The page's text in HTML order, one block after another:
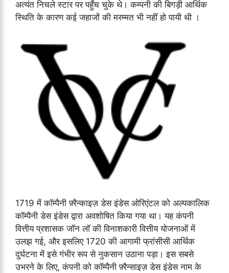
अत्यंत निचले स्टार पर पहुँच चुके थे। कम्पनी की बिगड़ी आर्थिक
स्थिति के कारण कई जहाजों की मरम्मत भी नहीं हो पायी थी ।
1719 में कॉम्पैनी फ़्रैन्काइज़ डेस इंडेस ओरिएंटल को अल्पकालिक
कॉम्पैनी डेस इंडेस द्वारा अवशोषित किया गया था। यह कंपनी
वित्तीय प्रशासक जॉन लॉ की विनाशकारी वित्तीय योजनाओं में
उलझ गई, और इसलिए 1720 की आगामी फ्रांसीसी आर्थिक
दुर्घटना में इसे गंभीर रूप से नुकसान उठाना पड़ा। इस सबसे
उभरने के लिए, कंपनी को कॉम्पैनी फ़्रैन्साइज़ डेस इंडेस नाम के